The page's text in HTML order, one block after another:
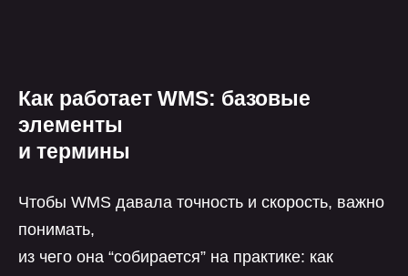
Как работает WMS: базовые
элементы
и термины
Чтобы WMS давала точность и скорость, важно
понимать,
из чего она “собирается” на практике: как